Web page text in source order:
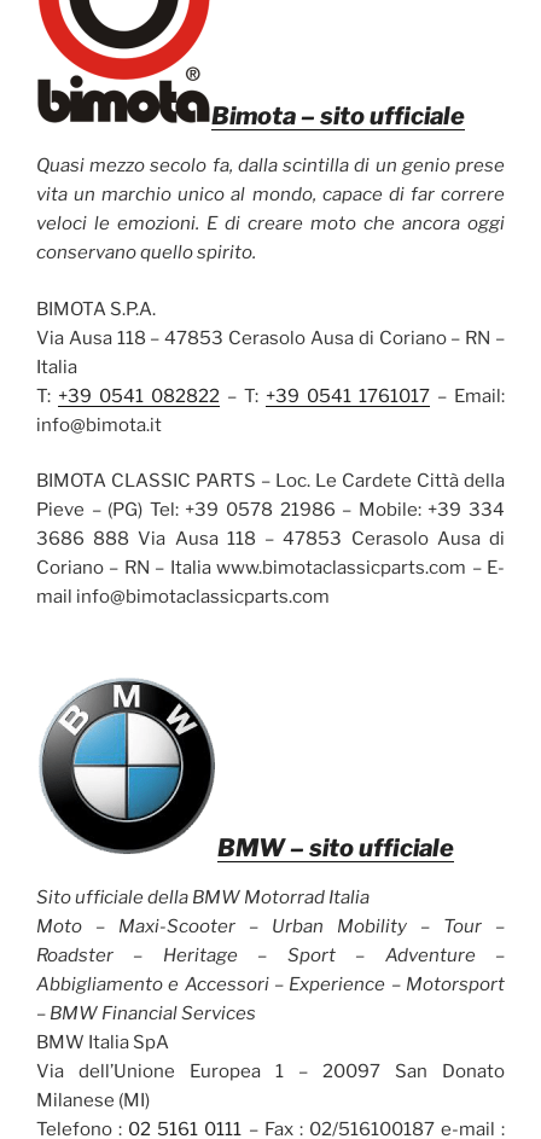
Bimota– sito ufficiale
Quasi mezzo secolo fa, dalla scintilla di un genio prese
vita un marchio unico al mondo, capace di far correre
veloci le emozioni. E di creare moto che ancora oggi
conservano quello spirito.
BIMOTA S.P.A.
Via Ausa 118 – 47853 Cerasolo Ausa di Coriano – RN –
Italia
T: +39 0541 082822 – T: +39 0541 1761017 – Email:
info@bimota.it
BIMOTA CLASSIC PARTS – Loc. Le Cardete Città della
Pieve – (PG) Tel: +39 0578 21986 – Mobile: +39 334
3686 888 Via Ausa 118 – 47853 Cerasolo Ausa di
Coriano – RN – Italia www.bimotaclassicparts.com – E-
mail info@bimotaclassicparts.com
BMW– sito ufficiale
Sito ufficiale della BMW Motorrad Italia
Moto – Maxi-Scooter – Urban Mobility – Tour –
Roadster – Heritage – Sport – Adventure –
Abbigliamento e Accessori – Experience – Motorsport
– BMW Financial Services
BMW Italia SpA
Via dell’Unione Europea 1 – 20097 San Donato
Milanese (MI)
Telefono : 02 5161 0111 – Fax : 02/516100187 e-mail :